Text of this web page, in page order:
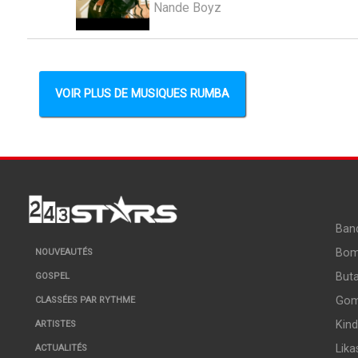
Nande Boyz
VOIR PLUS DE MUSIQUES RUMBA
NOUVEAUTÉS
GOSPEL
CLASSÉES PAR RYTHME
ARTISTES
ACTUALITÉS